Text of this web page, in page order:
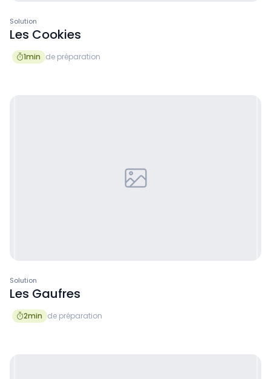
Solution
Les Cookies
1min de préparation
Solution
Les Gaufres
2min de préparation